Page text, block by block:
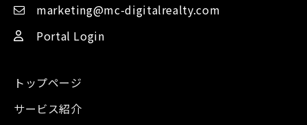
marketing@mc-digitalrealty.com
Portal Login
トップページ
サービス紹介